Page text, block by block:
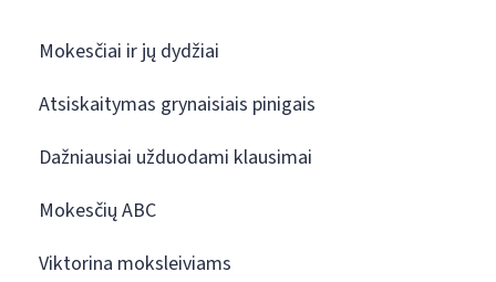
Mokesčiai ir jų dydžiai
Atsiskaitymas grynaisiais pinigais
Dažniausiai užduodami klausimai
Mokesčių ABC
Viktorina moksleiviams